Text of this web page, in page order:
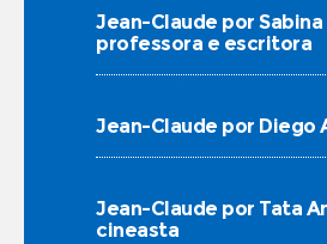
Jean-Claude por
professora e escritora
Jean-Claude por Diego
Jean-Claude por Tata
cineasta